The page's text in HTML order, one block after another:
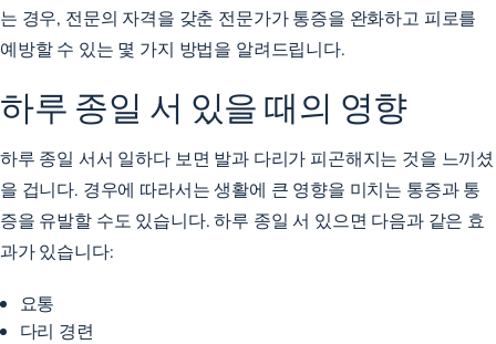
는 경우, 전문의 자격을 갖춘 전문가가 통증을 완화하고 피로를
예방할 수 있는 몇 가지 방법을 알려드립니다.
하루 종일 서 있을 때의 영향
하루 종일 서서 일하다 보면 발과 다리가 피곤해지는 것을 느끼셨
을 겁니다. 경우에 따라서는 생활에 큰 영향을 미치는 통증과 통
증을 유발할 수도 있습니다. 하루 종일 서 있으면 다음과 같은 효
과가 있습니다:
요통
다리 경련